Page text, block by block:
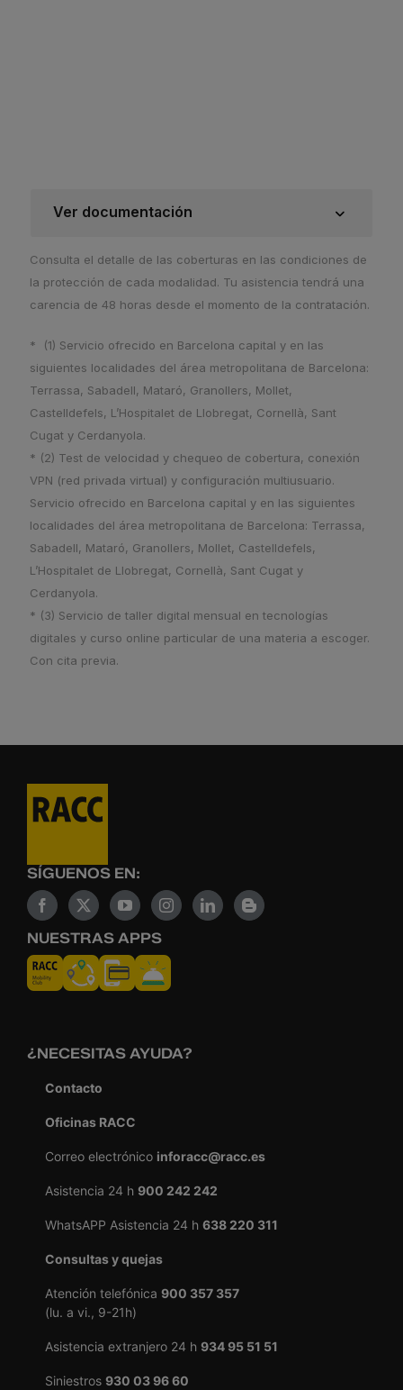
Ver documentación
Consulta el detalle de las coberturas en las condiciones de
la protección de cada modalidad. Tu asistencia tendrá una
carencia de 48 horas desde el momento de la contratación.
* (1) Servicio ofrecido en Barcelona capital y en las
siguientes localidades del área metropolitana de Barcelona:
Terrassa, Sabadell, Mataró, Granollers, Mollet,
Castelldefels, L’Hospitalet de Llobregat, Cornellà, Sant
Cugat y Cerdanyola.
* (2) Test de velocidad y chequeo de cobertura, conexión
VPN (red privada virtual) y configuración multiusuario.
Servicio ofrecido en Barcelona capital y en las siguientes
localidades del área metropolitana de Barcelona: Terrassa,
Sabadell, Mataró, Granollers, Mollet, Castelldefels,
L’Hospitalet de Llobregat, Cornellà, Sant Cugat y
Cerdanyola.
* (3) Servicio de taller digital mensual en tecnologías
digitales y curso online particular de una materia a escoger.
Con cita previa.
SÍGUENOS EN:
NUESTRAS APPS
¿NECESITAS AYUDA?
Contacto
Oficinas RACC
Correo electrónico inforacc@racc.es
Asistencia 24 h 900 242 242
WhatsAPP Asistencia 24 h 638 220 311
Consultas y quejas
Atención telefónica 900 357 357
(lu. a vi., 9-21h)
Asistencia extranjero 24 h 934 95 51 51
Siniestros 930 03 96 60